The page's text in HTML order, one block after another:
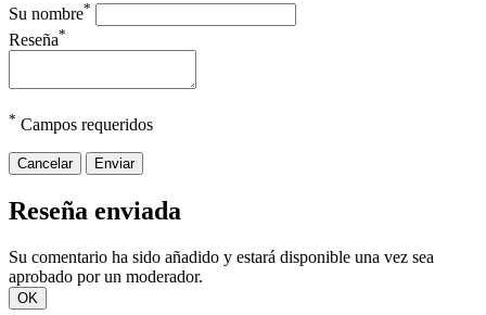
Su nombre*
Reseña*
* Campos requeridos
Cancelar Enviar
Reseña enviada
Su comentario ha sido añadido y estará disponible una vez sea
aprobado por un moderador.
OK